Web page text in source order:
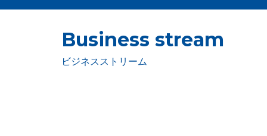
Business stream
ビジネスストリーム